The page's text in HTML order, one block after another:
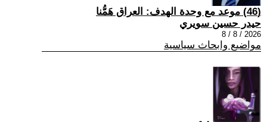
(46) موعد مع وحدة الهدف: العراق هَمُّنا
حيدر حسين سويري
2026 / 8 / 8
مواضيع وابحاث سياسية